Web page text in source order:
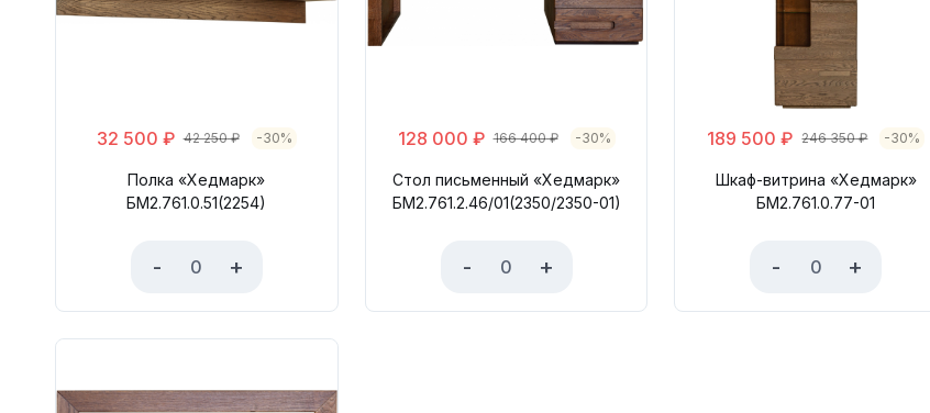
32 500 ₽ 42 250₽ -30%
Полка «Хедмарк»
БМ2.761.0.51(2254)
- +
128 000 ₽ 166 400₽ -30%
Стол письменный «Хедмарк»
БМ2.761.2.46/01(2350/2350-01)
- +
189 500 ₽ 246 350₽ -30%
Шкаф-витрина «Хедмарк»
БМ2.761.0.77-01
- +